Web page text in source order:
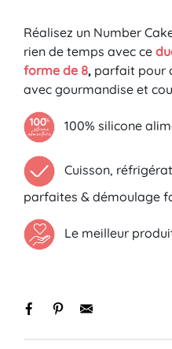
Réalisez un Number
rien de temps avec ce
forme de 8, parfait pour
avec gourmandise et
100% silicone
Cuisson,
parfaites & démoulage
Le meilleur